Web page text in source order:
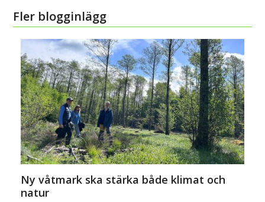
Fler blogginlägg
Ny våtmark ska stärka både klimat och
natur